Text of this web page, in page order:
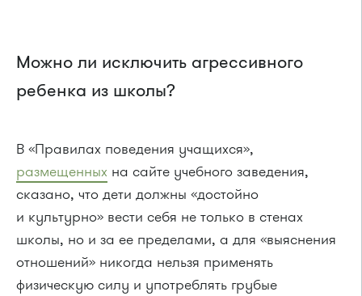
Можно ли исключить агрессивного
ребенка из школы?
В «Правилах поведения учащихся»,
размещенных на сайте учебного заведения,
сказано, что дети должны «достойно
и культурно» вести себя не только в стенах
школы, но и за ее пределами, а для «выяснения
отношений» никогда нельзя применять
физическую силу и употреблять грубые